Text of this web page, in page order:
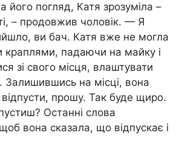
погляд, Катя зрозуміла –
– продовжив чоловік. — Я
ви бач. Катя вже не могла
краплями, падаючи на майку і
зі свого місця, влаштувати
Залишившись на місці, вона
прошу. Так буде щиро.
Останні слова
вона сказала, що відпускає і